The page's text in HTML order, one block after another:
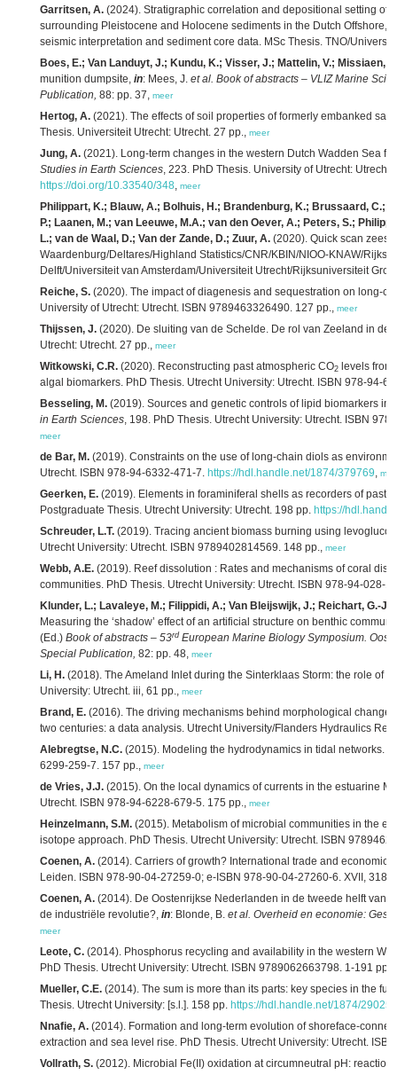
Garritsen, A. (2024). Stratigraphic correlation and depositional setting of
surrounding Pleistocene and Holocene sediments in the Dutch Offshore,
seismic interpretation and sediment core data. MSc Thesis. TNO/
Boes, E.; Van Landuyt, J.; Kundu, K.; Visser, J.; Mattelin, V.; Missiaen, T.
munition dumpsite, in: Mees, J. et al. Book of abstracts – VLIZ Marine
Publication, 88: pp. 37, meer
Hertog, A. (2021). The effects of soil properties of formerly embanked
Thesis. Universiteit Utrecht: Utrecht. 27 pp., meer
Jung, A. (2021). Long-term changes in the western Dutch Wadden Sea
Studies in Earth Sciences, 223. PhD Thesis. University of Utrecht:
https://doi.org/10.33540/348, meer
Philippart, K.; Blauw, A.; Bolhuis, H.; Brandenburg, K.; Brussaard, C.;
P.; Laanen, M.; van Leeuwe, M.A.; van den Oever, A.; Peters, S.;
L.; van de Waal, D.; Van der Zande, D.; Zuur, A. (2020). Quick scan
Waardenburg/Deltares/Highland Statistics/CNR/KBIN/NIOO-KNAW/
Delft/Universiteit van Amsterdam/Universiteit Utrecht/Rijksuniversiteit
Reiche, S. (2020). The impact of diagenesis and sequestration on long-
University of Utrecht: Utrecht. ISBN 9789463326490. 127 pp., meer
Thijssen, J. (2020). De sluiting van de Schelde. De rol van Zeeland in
Utrecht: Utrecht. 27 pp., meer
Witkowski, C.R. (2020). Reconstructing past atmospheric CO2 levels
algal biomarkers. PhD Thesis. Utrecht University: Utrecht. ISBN 978-94-
Besseling, M. (2019). Sources and genetic controls of lipid biomarkers
in Earth Sciences, 198. PhD Thesis. Utrecht University: Utrecht. ISBN
meer
de Bar, M. (2019). Constraints on the use of long-chain diols as
Utrecht. ISBN 978-94-6332-471-7. https://hdl.handle.net/1874/379769,
Geerken, E. (2019). Elements in foraminiferal shells as recorders of past
Postgraduate Thesis. Utrecht University: Utrecht. 198 pp. https://
Schreuder, L.T. (2019). Tracing ancient biomass burning using
Utrecht University: Utrecht. ISBN 9789402814569. 148 pp., meer
Webb, A.E. (2019). Reef dissolution : Rates and mechanisms of coral
communities. PhD Thesis. Utrecht University: Utrecht. ISBN 978-94-028-
Klunder, L.; Lavaleye, M.; Filippidi, A.; Van Bleijswijk, J.; Reichart, G.-J.;
Measuring the ‘shadow’ effect of an artificial structure on benthic
(Ed.) Book of abstracts – 53rd European Marine Biology Symposium.
Special Publication, 82: pp. 48, meer
Li, H. (2018). The Ameland Inlet during the Sinterklaas Storm: the role of
University: Utrecht. iii, 61 pp., meer
Brand, E. (2016). The driving mechanisms behind morphological
two centuries: a data analysis. Utrecht University/Flanders Hydraulics
Alebregtse, N.C. (2015). Modeling the hydrodynamics in tidal networks.
6299-259-7. 157 pp., meer
de Vries, J.J. (2015). On the local dynamics of currents in the estuarine
Utrecht. ISBN 978-94-6228-679-5. 175 pp., meer
Heinzelmann, S.M. (2015). Metabolism of microbial communities in the
isotope approach. PhD Thesis. Utrecht University: Utrecht. ISBN
Coenen, A. (2014). Carriers of growth? International trade and economic
Leiden. ISBN 978-90-04-27259-0; e-ISBN 978-90-04-27260-6. XVII, 318
Coenen, A. (2014). De Oostenrijkse Nederlanden in de tweede helft van
de industriële revolutie?, in: Blonde, B. et al. Overheid en economie:
meer
Leote, C. (2014). Phosphorus recycling and availability in the western
PhD Thesis. Utrecht University: Utrecht. ISBN 9789062663798. 1-191 pp.
Mueller, C.E. (2014). The sum is more than its parts: key species in the
Thesis. Utrecht University: [s.l.]. 158 pp. https://hdl.handle.net/1874/290254
Nnafie, A. (2014). Formation and long-term evolution of shoreface-
extraction and sea level rise. PhD Thesis. Utrecht University: Utrecht.
Vollrath, S. (2012). Microbial Fe(II) oxidation at circumneutral pH: